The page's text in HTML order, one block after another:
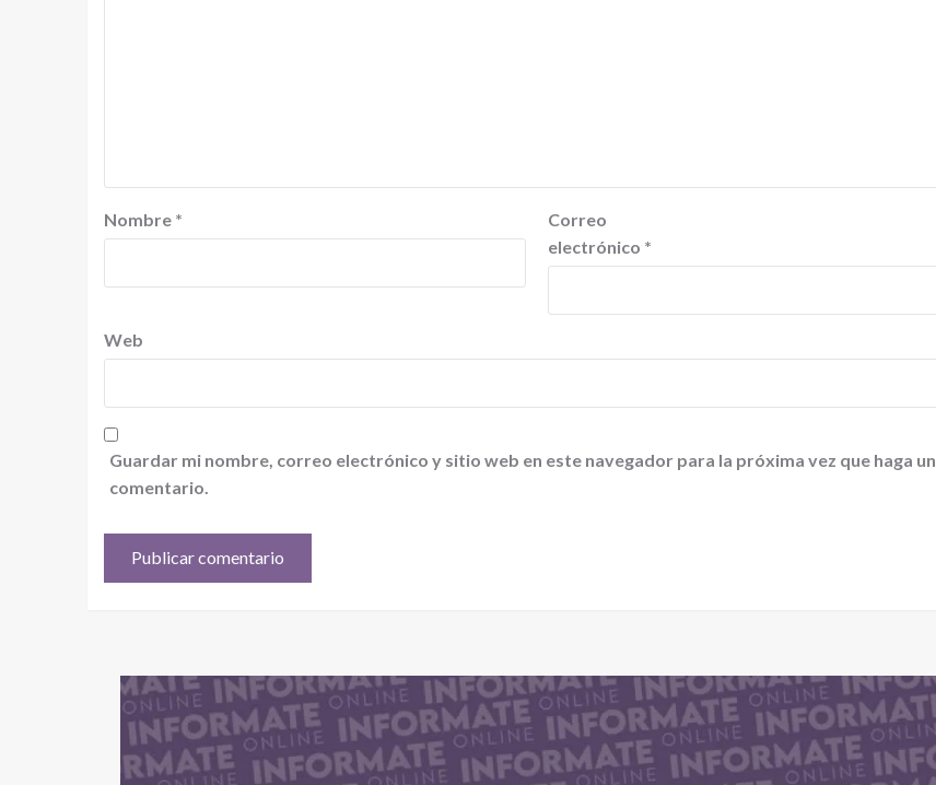
Nombre *
Correo
electrónico *
Web
Guardar mi nombre, correo electrónico y sitio web en este navegador para la próxima vez que haga un
comentario.